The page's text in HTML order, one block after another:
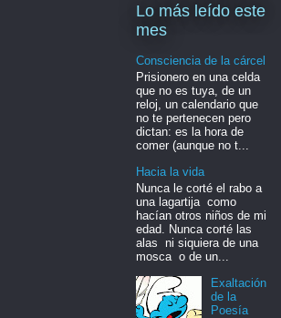
Lo más leído este
mes
Consciencia de la cárcel
Prisionero en una celda
que no es tuya, de un
reloj, un calendario que
no te pertenecen pero
dictan: es la hora de
comer (aunque no t...
Hacia la vida
Nunca le corté el rabo a
una lagartija como
hacían otros niños de mi
edad. Nunca corté las
alas ni siquiera de una
mosca o de un...
Exaltación
de la
Poesía